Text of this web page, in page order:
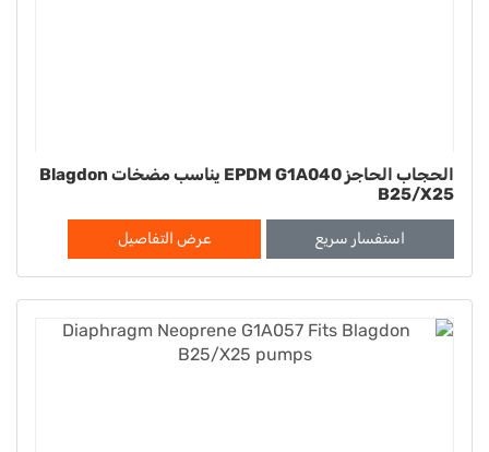
الحجاب الحاجز EPDM G1A040 يناسب مضخات Blagdon
B25/X25
استفسار سريع عرض التفاصيل